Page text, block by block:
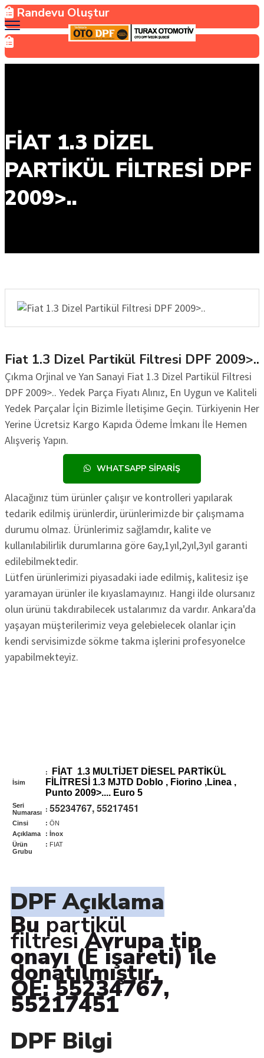
Randevu Oluştur
FIAT 1.3 DIZEL
PARTIKÜL FILTRESI DPF
2009>..
Fiat 1.3 Dizel Partikül Filtresi DPF 2009>..
Çıkma Orjinal ve Yan Sanayi Fiat 1.3 Dizel Partikül Filtresi
DPF 2009>.. Yedek Parça Fiyatı Alınız, En Uygun ve Kaliteli
Yedek Parçalar İçin Bizimle İletişime Geçin. Türkiyenin Her
Yerine Ücretsiz Kargo Kapıda Ödeme İmkanı İle Hemen
Alışveriş Yapın.
WHATSAPP SIPARIŞ
Alacağınız tüm ürünler çalışır ve kontrolleri yapılarak
tedarik edilmiş ürünlerdir, ürünlerimizde bir çalışmama
durumu olmaz. Ürünlerimiz sağlamdır, kalite ve
kullanılabilirlik durumlarına göre 6ay,1yıl,2yıl,3yıl garanti
edilebilmektedir.
Lütfen ürünlerimizi piyasadaki iade edilmiş, kalitesiz işe
yaramayan ürünler ile kıyaslamayınız. Hangi ilde olursanız
olun ürünü takdırabilecek ustalarımız da vardır. Ankara'da
yaşayan müşterilerimiz veya gelebielecek olanlar için
kendi servisimizde sökme takma işlerini profesyonelce
yapabilmekteyiz.
İsim
:
FİAT 1.3 MULTİJET DİESEL PARTİKÜL
FİLİTRESİ 1.3 MJTD Doblo , Fiorino ,Linea ,
Punto 2009>.... Euro 5
Seri
Numarası : 55234767, 55217451
Cinsi : ÖN
Açıklama
: İnox
Ürün
Grubu
: FIAT
DPF Açıklama
Bupartikül
filtresiAvrupa tip
onayı (E işareti) ile
donatılmıştır.
OE: 55234767,
55217451
DPF Bilgi